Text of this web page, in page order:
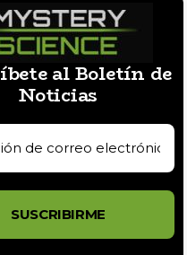
al Boletín de
Noticias